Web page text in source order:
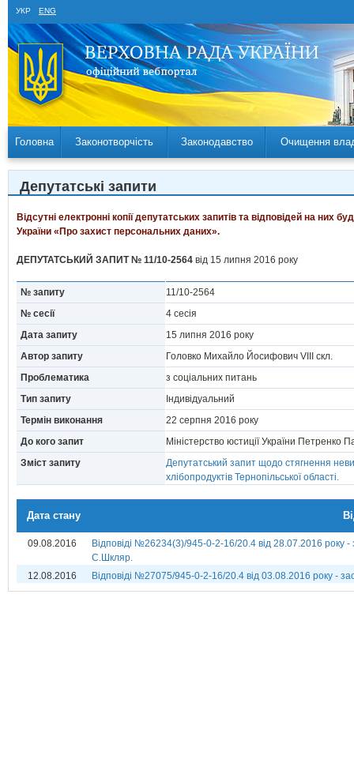
УКР ENG
Головна Законотворчість Законодавство Очищення
Депутатські запити
Відсутні електронні копії депутатських запитів та відповідей на
України «Про захист персональних даних».
ДЕПУТАТСЬКИЙ ЗАПИТ № 11/10-2564 від 15 липня 2016 року
№ запиту
11/10-2564
№ сесії
4 сесія
Дата запиту
15 липня 2016 року
Автор запиту
Головко Михайло Йосифович VIII скл.
Проблематика
з соціальних питань
Тип запиту
Індивідуальний
Термін виконання
22 серпня 2016 року
До кого запит
Міністерство юстиції України Петренко
Зміст запиту
Депутатський запит щодо стягнення
хлібопродуктів Тернопільської області.
Дата стану
09.08.2016
Відповіді №26234(3)/945-0-2-16/20.4 від 28.07.2016 року -
С.Шкляр.
12.08.2016
Відповіді №27075/945-0-2-16/20.4 від 03.08.2016 року -